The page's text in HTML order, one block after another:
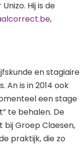
Hij is de
,
en stagiaire
is in 2014 ook
een stage
te behalen. De
Groep Claesen,
praktijk, die zo